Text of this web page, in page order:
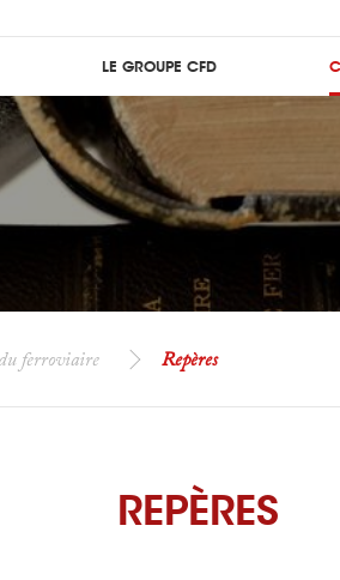
LE GROUPE CFD
ferroviaire Repères
REPÈRES